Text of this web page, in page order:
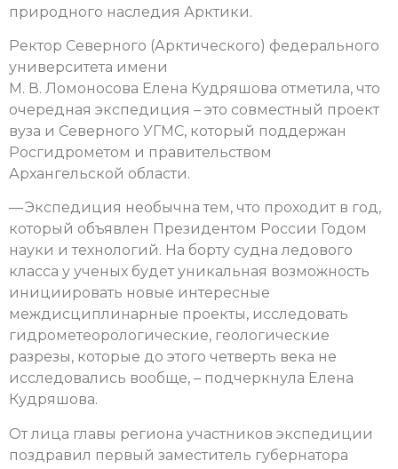
природного наследия Арктики.
Ректор Северного (Арктического) федерального
университета имени
М. В. Ломоносова Елена Кудряшова отметила, что
очередная экспедиция – это совместный проект
вуза и Северного УГМС, который поддержан
Росгидрометом и правительством
Архангельской области.
— Экспедиция необычна тем, что проходит в год,
который объявлен Президентом России Годом
науки и технологий. На борту судна ледового
класса у ученых будет уникальная возможность
инициировать новые интересные
междисциплинарные проекты, исследовать
гидрометеорологические, геологические
разрезы, которые до этого четверть века не
исследовались вообще, – подчеркнула Елена
Кудряшова.
От лица главы региона участников экспедиции
поздравил первый заместитель губернатора